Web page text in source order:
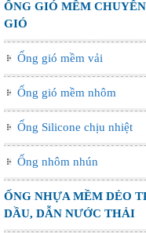
ỐNG GIÓ MỀM
GIÓ
Ống gió mềm vải
Ống gió mềm nhôm
Ống Silicone chịu nhiệt
Ống nhôm nhún
ỐNG NHỰA MỀM DẺO
DẦU, DẪN NƯỚC THẢI